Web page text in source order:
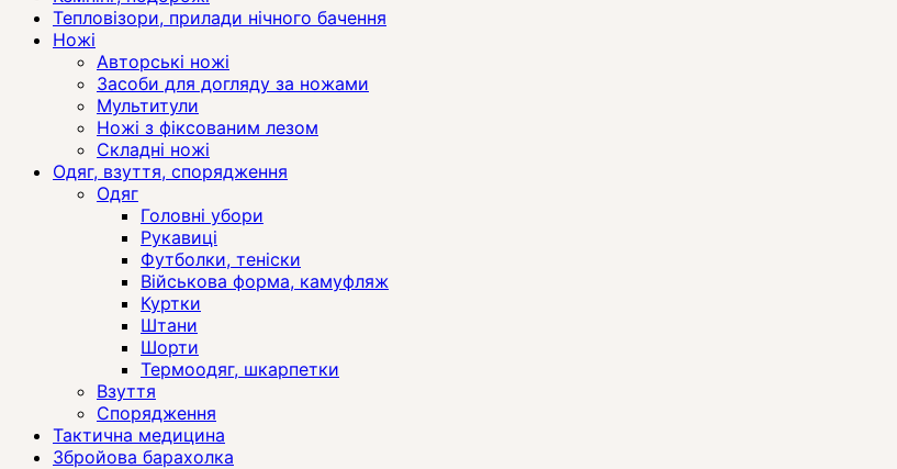
Тепловізори, прилади нічного бачення
Ножі
Авторські ножі
Засоби для догляду за ножами
Мультитули
Ножі з фіксованим лезом
Складні ножі
Одяг, взуття, спорядження
Одяг
Головні убори
Рукавиці
Футболки, теніски
Військова форма, камуфляж
Куртки
Штани
Шорти
Термоодяг, шкарпетки
Взуття
Спорядження
Тактична медицина
Збройова барахолка